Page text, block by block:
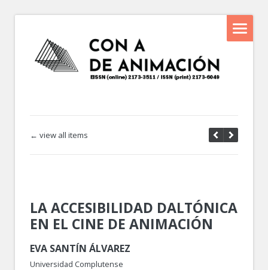
← view all items
LA ACCESIBILIDAD DALTÓNICA
EN EL CINE DE ANIMACIÓN
EVA SANTÍN ÁLVAREZ
Universidad Complutense